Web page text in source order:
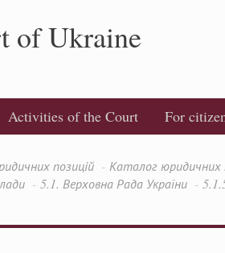
of Ukraine
Activities of the Court For
позицій
Каталог юридичних
5.1. Верховна Рада України